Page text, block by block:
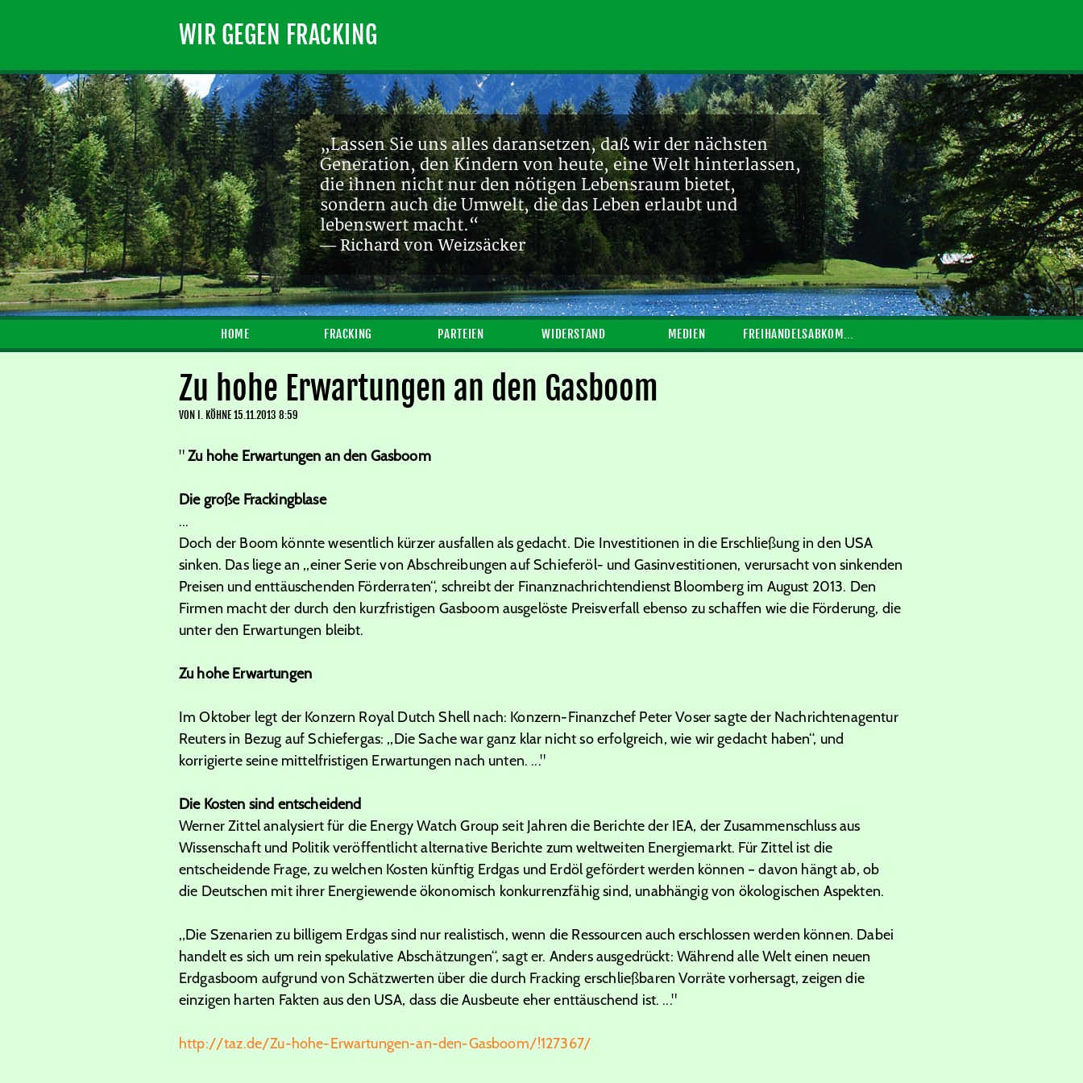
WIR GEGEN FRACKING
„Lassen Sie uns alles daransetzen, daß wir der nächsten
Generation, den Kindern von heute, eine Welt hinterlassen,
die ihnen nicht nur den nötigen Lebensraum bietet,
sondern auch die Umwelt, die das Leben erlaubt und
lebenswert macht.“
— Richard von Weizsäcker
HOME FRACKING PARTEIEN WIDERSTAND MEDIEN FREIHANDELSABKOMMEN
Zu hohe Erwartungen an den Gasboom
VON I. KÖHNE15.11.2013 8:59
"Zu hohe Erwartungen an den Gasboom
Die große Frackingblase
...
Doch der Boom könnte wesentlich kürzer ausfallen als gedacht. Die Investitionen in die Erschließung in den USA
sinken. Das liege an „einer Serie von Abschreibungen auf Schieferöl- und Gasinvestitionen, verursacht von sinkenden
Preisen und enttäuschenden Förderraten“, schreibt der Finanznachrichtendienst Bloomberg im August 2013. Den
Firmen macht der durch den kurzfristigen Gasboom ausgelöste Preisverfall ebenso zu schaffen wie die Förderung, die
unter den Erwartungen bleibt.
Zu hohe Erwartungen
Im Oktober legt der Konzern Royal Dutch Shell nach: Konzern-Finanzchef Peter Voser sagte der Nachrichtenagentur
Reuters in Bezug auf Schiefergas: „Die Sache war ganz klar nicht so erfolgreich, wie wir gedacht haben“, und
korrigierte seine mittelfristigen Erwartungen nach unten. ..."
Die Kosten sind entscheidend
Werner Zittel analysiert für die Energy Watch Group seit Jahren die Berichte der IEA, der Zusammenschluss aus
Wissenschaft und Politik veröffentlicht alternative Berichte zum weltweiten Energiemarkt. Für Zittel ist die
entscheidende Frage, zu welchen Kosten künftig Erdgas und Erdöl gefördert werden können – davon hängt ab, ob
die Deutschen mit ihrer Energiewende ökonomisch konkurrenzfähig sind, unabhängig von ökologischen Aspekten.
„Die Szenarien zu billigem Erdgas sind nur realistisch, wenn die Ressourcen auch erschlossen werden können. Dabei
handelt es sich um rein spekulative Abschätzungen“, sagt er. Anders ausgedrückt: Während alle Welt einen neuen
Erdgasboom aufgrund von Schätzwerten über die durch Fracking erschließbaren Vorräte vorhersagt, zeigen die
einzigen harten Fakten aus den USA, dass die Ausbeute eher enttäuschend ist. ..."
http://taz.de/Zu-hohe-Erwartungen-an-den-Gasboom/!127367/